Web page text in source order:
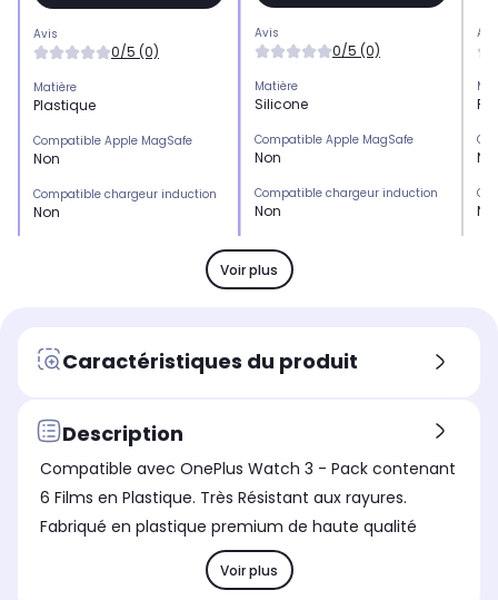
Avis
0/5 (0)
Matière
Plastique
Compatible Apple MagSafe
Non
Compatible chargeur induction
Non
Marque compatible
OnePlus
OnePlus Watch 3
Coloris extérieur
Transparent
Avis
0/5 (0)
Matière
Silicone
Compatible Apple MagSafe
Non
Compatible chargeur induction
Non
Emplacement(s) carte(s)
Non
Marque compatible
Apple
Coloris extérieur
Noir
Voir plus
Caractéristiques du produit
Description
Compatible avec OnePlus Watch 3 - Pack contenant
6 Films en Plastique. Très Résistant aux rayures.
Fabriqué en plastique premium de haute qualité
Voir plus